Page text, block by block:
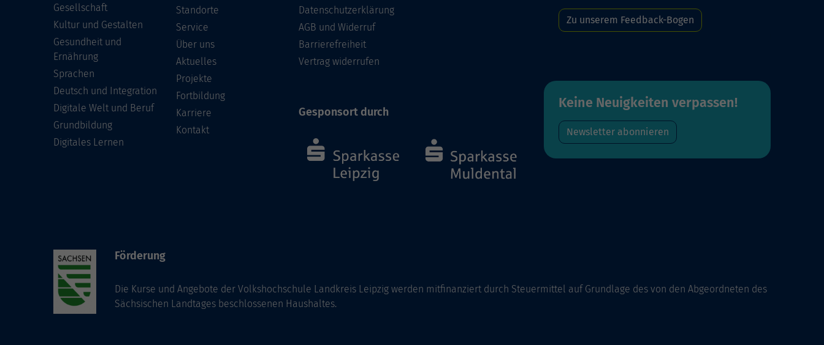
Gesellschaft
Kultur und Gestalten
Gesundheit und
Ernährung
Sprachen
Deutsch und Integration
Digitale Welt und Beruf
Grundbildung
Digitales Lernen
Standorte
Service
Über uns
Aktuelles
Projekte
Fortbildung
Karriere
Kontakt
Datenschutzerklärung
AGB und Widerruf
Barrierefreiheit
Vertrag widerrufen
Gesponsort durch
Zu unserem Feedback-Bogen
Keine Neuigkeiten verpassen!
Newsletter abonnieren
Förderung
Die Kurse und Angebote der Volkshochschule Landkreis Leipzig werden mitfinanziert durch Steuermittel auf Grundlage des von den Abgeordneten des
Sächsischen Landtages beschlossenen Haushaltes.